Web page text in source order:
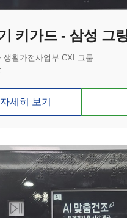
생활가전사업부 CXI 그룹
자세히 보기